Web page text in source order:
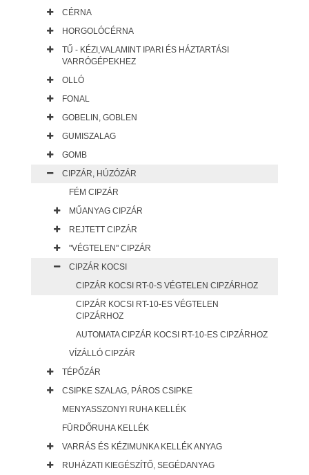
CÉRNA
HORGOLÓCÉRNA
TŰ - KÉZI,VALAMINT IPARI ÉS HÁZTARTÁSI
VARRÓGÉPEKHEZ
OLLÓ
FONAL
GOBELIN, GOBLEN
GUMISZALAG
GOMB
CIPZÁR, HÚZÓZÁR
FÉM CIPZÁR
MŰANYAG CIPZÁR
REJTETT CIPZÁR
"VÉGTELEN" CIPZÁR
CIPZÁR KOCSI
CIPZÁR KOCSI RT-0-S VÉGTELEN CIPZÁRHOZ
CIPZÁR KOCSI RT-10-ES VÉGTELEN
CIPZÁRHOZ
AUTOMATA CIPZÁR KOCSI RT-10-ES CIPZÁRHOZ
VÍZÁLLÓ CIPZÁR
TÉPŐZÁR
CSIPKE SZALAG, PÁROS CSIPKE
MENYASSZONYI RUHA KELLÉK
FÜRDŐRUHA KELLÉK
VARRÁS ÉS KÉZIMUNKA KELLÉK ANYAG
RUHÁZATI KIEGÉSZÍTŐ, SEGÉDANYAG